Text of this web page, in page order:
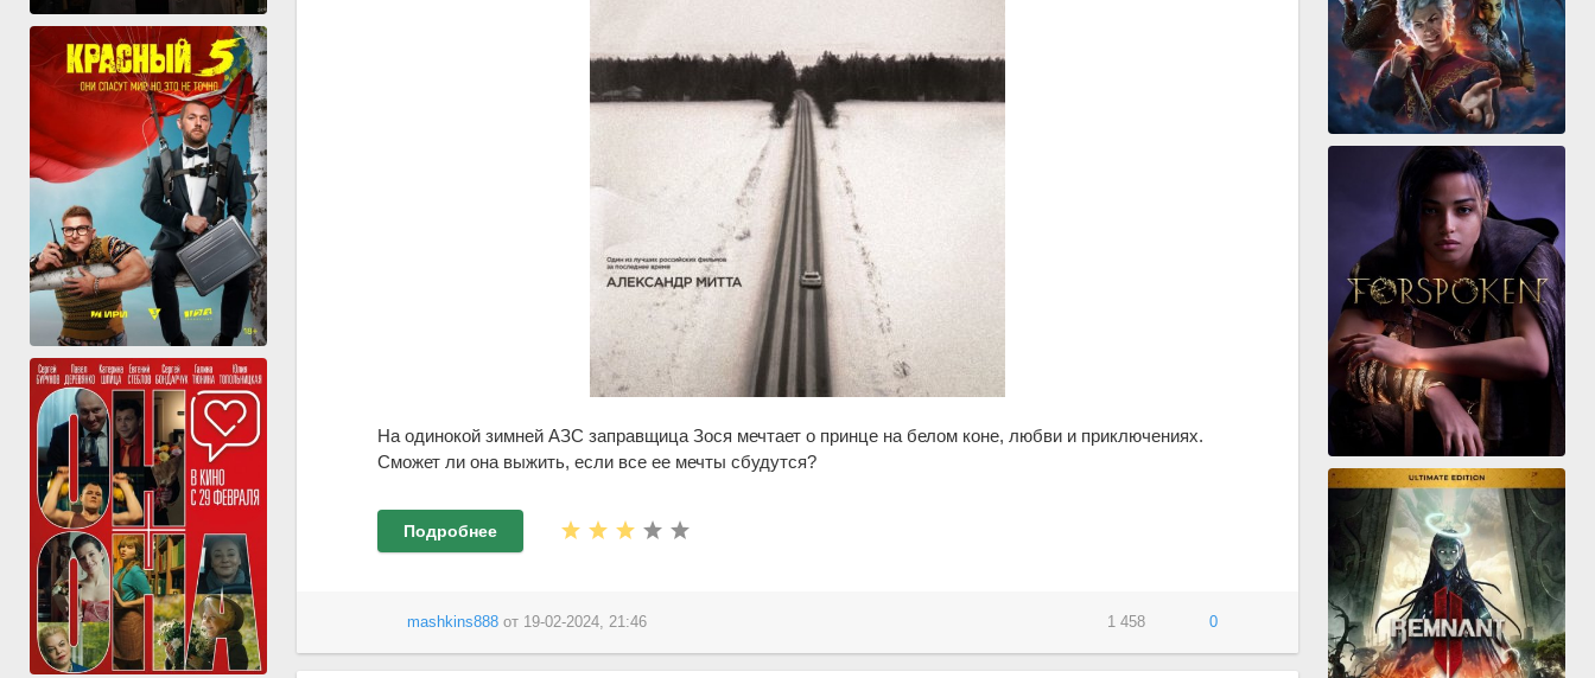
На одинокой зимней АЗС заправщица Зося мечтает о принце на белом коне, любви и приключениях.
Сможет ли она выжить, если все ее мечты сбудутся?
Подробнее
1 458 0
mashkins888от 19-02-2024, 21:46